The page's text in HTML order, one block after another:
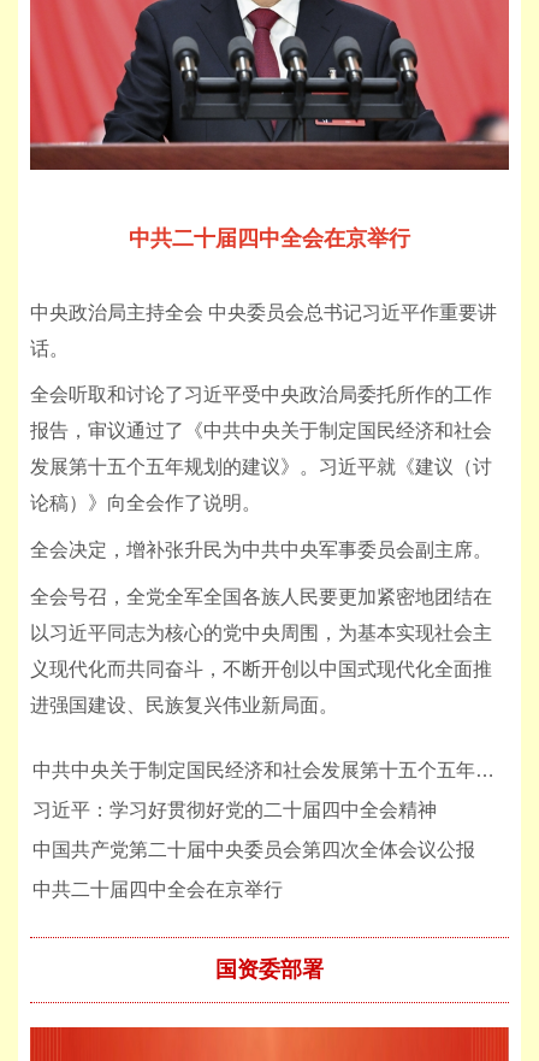
中共二十届四中全会在京举行
中央政治局主持全会 中央委员会总书记习近平作重要讲
话。
全会听取和讨论了习近平受中央政治局委托所作的工作
报告，审议通过了《中共中央关于制定国民经济和社会
发展第十五个五年规划的建议》。习近平就《建议（讨
论稿）》向全会作了说明。
全会决定，增补张升民为中共中央军事委员会副主席。
全会号召，全党全军全国各族人民要更加紧密地团结在
以习近平同志为核心的党中央周围，为基本实现社会主
义现代化而共同奋斗，不断开创以中国式现代化全面推
进强国建设、民族复兴伟业新局面。
中共中央关于制定国民经济和社会发展第十五个五年规划的建议
习近平：学习好贯彻好党的二十届四中全会精神
中国共产党第二十届中央委员会第四次全体会议公报
中共二十届四中全会在京举行
国资委部署